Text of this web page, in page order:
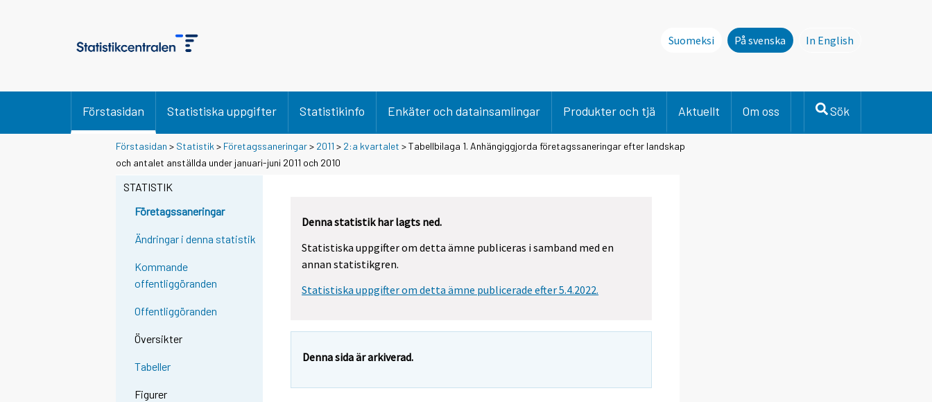
Suomeksi På svenska
In English
Förstasidan Statistiska uppgifter Statistikinfo Enkäter och datainsamlingar Produkter och tjä Aktuellt Om oss Sök
Förstasidan > Statistik > Företagssaneringar> 2011 > 2:a kvartalet > Tabellbilaga 1. Anhängiggjorda företagssaneringar efter landskap
och antalet anställda under januari-juni 2011 och 2010
STATISTIK
Företagssaneringar
Ändringar i denna statistik
Kommande
offentliggöranden
Offentliggöranden
Översikter
Tabeller
Figurer
Denna statistik har lagts ned.
Statistiska uppgifter om detta ämne publiceras i samband med en
annan statistikgren.
Statistiska uppgifter om detta ämne publicerade efter 5.4.2022.
Denna sida är arkiverad.